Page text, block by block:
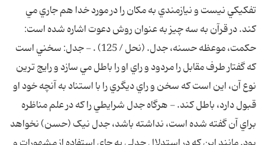
تفکيکي نيست و نيازمندي به مکان را در مورد خدا هم جاري مي
کند. در قرآن به سه چيز به عنوان روش دعوت اشاره شده است:
حکمت، موعظه حسنه، جدل. (نحل / 125) . - جدل: سخني است
که گفتار طرف مقابل را مردود و راي او را باطل مي سازد و رايج ترين
نوع آن، اين است که سخن و راي ديگري را با استناد به آنچه خود او
قبول دارد، باطل کند. - هرگاه جدل شرايطي را که در علم مناظره
براي آن گفته شده است، نداشته باشد، جدل نيک (حسن) نخواهد